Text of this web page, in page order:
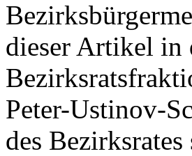
dieser Artikel in
Peter-Ustinov-
des